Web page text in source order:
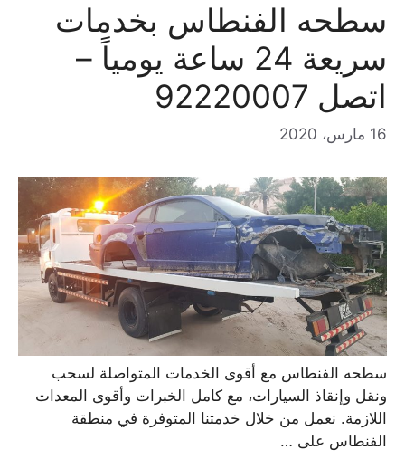
سطحه الفنطاس بخدمات
سريعة 24 ساعة يومياً –
اتصل 92220007
سطحه الفنطاس مع أقوى الخدمات المتواصلة لسحب
ونقل وإنقاذ السيارات، مع كامل الخبرات وأقوى المعدات
اللازمة. نعمل من خلال خدمتنا المتوفرة في منطقة
الفنطاس على …